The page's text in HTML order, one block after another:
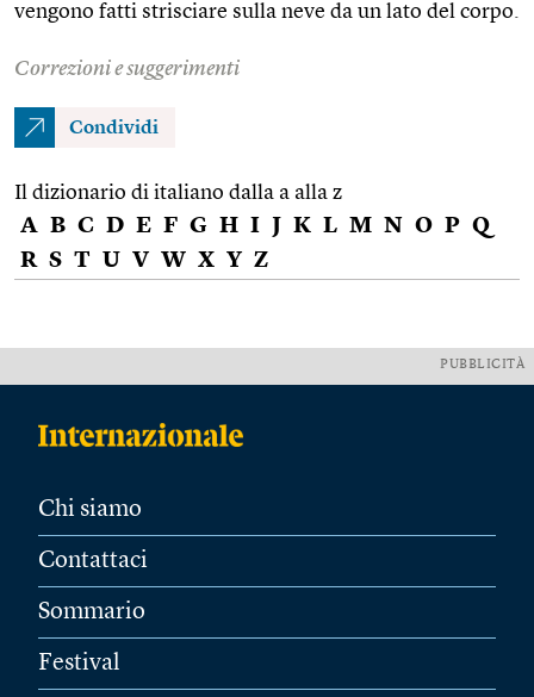
vengono fatti strisciare sulla neve da un lato del corpo.
Correzioni e suggerimenti
Condividi
Il dizionario di italiano dalla a alla z
A B C D E F G H I J K L M N O P Q
R S T U V W X Y Z
PUBBLICITÀ
Chi siamo
Contattaci
Sommario
Festival